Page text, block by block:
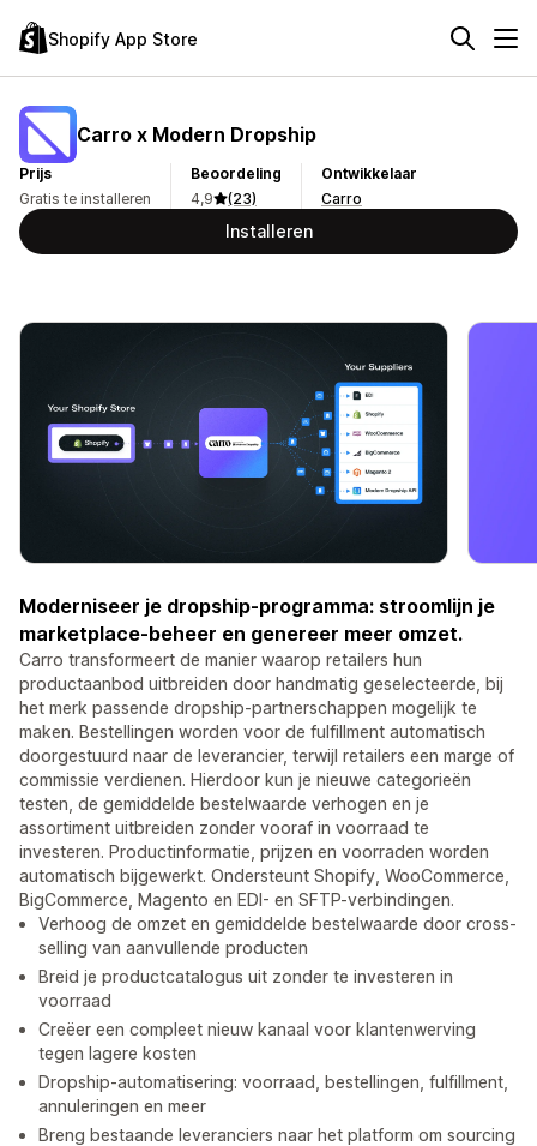
Shopify App Store
Carro x Modern Dropship
Prijs
Gratis te installeren
Beoordeling
4,9
(23)
Ontwikkelaar
Carro
Installeren
Moderniseer je dropship-programma: stroomlijn je
marketplace-beheer en genereer meer omzet.
Carro transformeert de manier waarop retailers hun
productaanbod uitbreiden door handmatig geselecteerde, bij
het merk passende dropship-partnerschappen mogelijk te
maken. Bestellingen worden voor de fulfillment automatisch
doorgestuurd naar de leverancier, terwijl retailers een marge of
commissie verdienen. Hierdoor kun je nieuwe categorieën
testen, de gemiddelde bestelwaarde verhogen en je
assortiment uitbreiden zonder vooraf in voorraad te
investeren. Productinformatie, prijzen en voorraden worden
automatisch bijgewerkt. Ondersteunt Shopify, WooCommerce,
BigCommerce, Magento en EDI- en SFTP-verbindingen.
Verhoog de omzet en gemiddelde bestelwaarde door cross-
selling van aanvullende producten
Breid je productcatalogus uit zonder te investeren in
voorraad
Creëer een compleet nieuw kanaal voor klantenwerving
tegen lagere kosten
Dropship-automatisering: voorraad, bestellingen, fulfillment,
annuleringen en meer
Breng bestaande leveranciers naar het platform om sourcing